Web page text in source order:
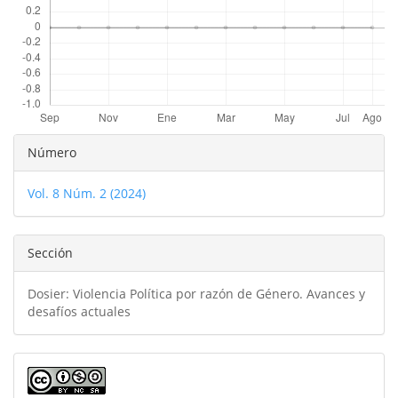
Detalles
del
artículo
Número
Vol. 8 Núm. 2 (2024)
Sección
Dosier: Violencia Política por razón de Género. Avances y
desafíos actuales